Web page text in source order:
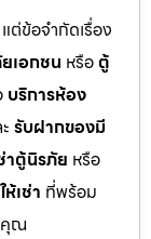
แต่ข้อจำกัดเรื่อง
เอกชน หรือ ตู้
บริการห้อง
รับฝากของมี
าตู้นิรภัย หรือ
เช่า ที่พร้อม
ณ